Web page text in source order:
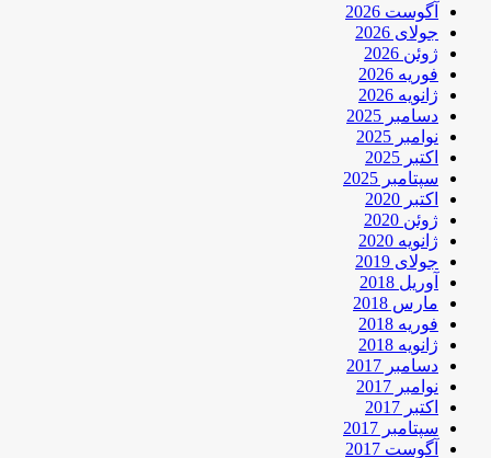
آگوست 2026
جولای 2026
ژوئن 2026
فوریه 2026
ژانویه 2026
دسامبر 2025
نوامبر 2025
اکتبر 2025
سپتامبر 2025
اکتبر 2020
ژوئن 2020
ژانویه 2020
جولای 2019
آوریل 2018
مارس 2018
فوریه 2018
ژانویه 2018
دسامبر 2017
نوامبر 2017
اکتبر 2017
سپتامبر 2017
آگوست 2017